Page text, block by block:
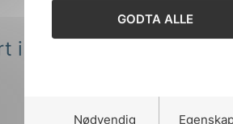
GODTA ALLE
Nødvendig
EU